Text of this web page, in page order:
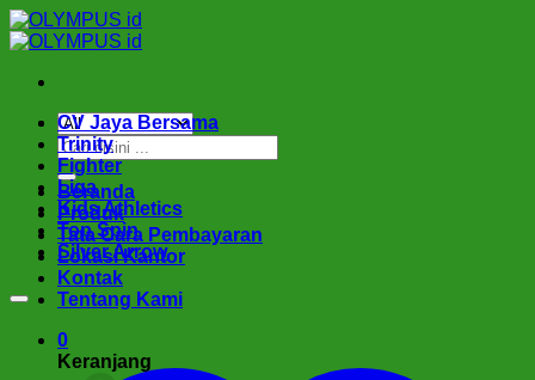
Skip
to
Pencarian
untuk:
Beranda
Produk
Tata Cara Pembayaran
Lokasi Kantor
Kontak
Tentang Kami
0
Keranjang
CV Jaya Bersama
Trinity
Fighter
Liga
Kids Athletics
Top Spin
Silver Arrow